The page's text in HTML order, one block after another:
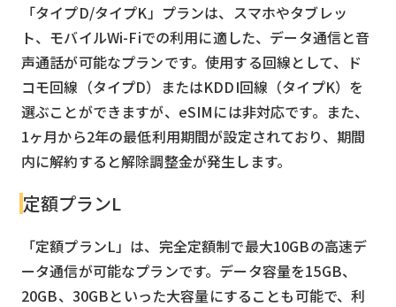
「タイプD/タイプK」プランは、スマホやタブレッ
ト、モバイルWi-Fiでの利用に適した、データ通信と音
声通話が可能なプランです。使用する回線として、ド
コモ回線（タイプD）またはKDDI回線（タイプK）を
選ぶことができますが、eSIMには非対応です。また、
1ヶ月から2年の最低利用期間が設定されており、期間
内に解約すると解除調整金が発生します。
定額プランL
「定額プランL」は、完全定額制で最大10GBの高速デ
ータ通信が可能なプランです。データ容量を15GB、
20GB、30GBといった大容量にすることも可能で、利